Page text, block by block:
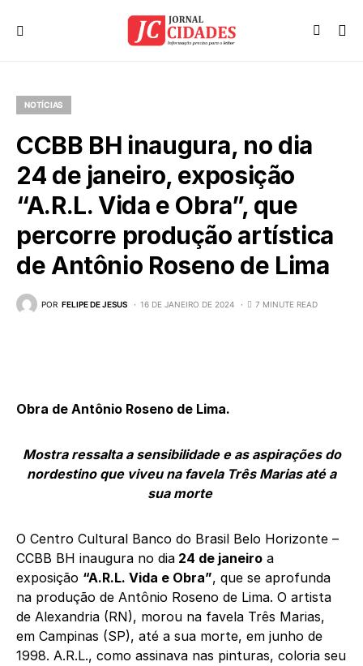
NOTÍCIAS
CCBB BH inaugura, no dia
24 de janeiro, exposição
“A.R.L. Vida e Obra”, que
percorre produção artística
de Antônio Roseno de Lima
POR FELIPE DE JESUS 16 DE JANEIRO DE 2024 7 MINUTE READ
Obra de Antônio Roseno de Lima.
Mostra ressalta a sensibilidade e as aspirações do
nordestino que viveu na favela Três Marias até a
sua morte
O Centro Cultural Banco do Brasil Belo Horizonte –
CCBB BH inaugura no dia 24 de janeiro a
exposição “A.R.L. Vida e Obra”, que se aprofunda
na produção de Antônio Roseno de Lima. O artista
de Alexandria (RN), morou na favela Três Marias,
em Campinas (SP), até a sua morte, em junho de
1998. A.R.L., como assinava nas pinturas, coloria seu